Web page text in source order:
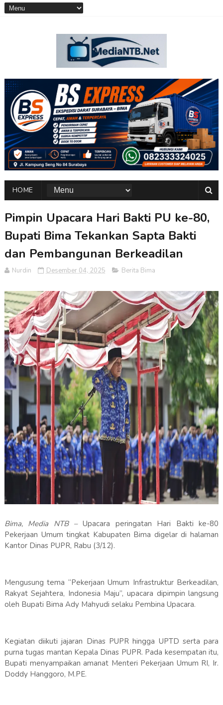
HOME
Pimpin Upacara Hari Bakti PU ke-80,
Bupati Bima Tekankan Sapta Bakti
dan Pembangunan Berkeadilan
Nurdin Desember 04, 2025 Berita Bima
Bima, Media NTB –Upacara peringatan Hari Bakti ke-80
Pekerjaan Umum tingkat Kabupaten Bima digelar di halaman
Kantor Dinas PUPR, Rabu (3/12).
Mengusung tema “Pekerjaan Umum Infrastruktur Berkeadilan,
Rakyat Sejahtera, Indonesia Maju”, upacara dipimpin langsung
oleh Bupati Bima Ady Mahyudi selaku Pembina Upacara.
Kegiatan diikuti jajaran Dinas PUPR hingga UPTD serta para
purna tugas mantan Kepala Dinas PUPR. Pada kesempatan itu,
Bupati menyampaikan amanat Menteri Pekerjaan Umum RI, Ir.
Doddy Hanggoro, M.PE.